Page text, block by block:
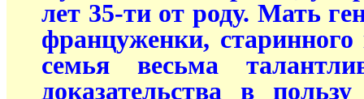
лет 35-ти от роду. Мать
француженки,
семья весьма
доказательства в